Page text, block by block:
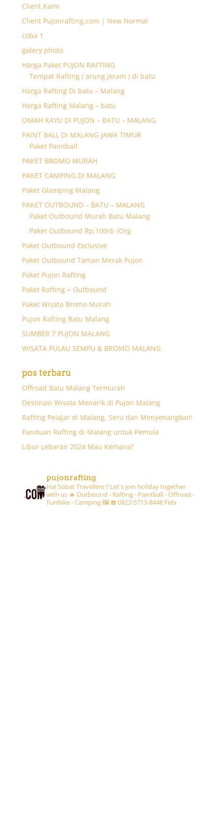
Client Kami
Client Pujonrafting.com | New Normal
coba 1
galery photo
Harga Paket PUJON RAFTING
Tempat Rafting ( arung jeram ) di batu
Harga Rafting Di batu – Malang
Harga Rafting Malang – batu
OMAH KAYU DI PUJON – BATU – MALANG
PAINT BALL DI MALANG JAWA TIMUR
Paket Paintball
PAKET BROMO MURAH
PAKET CAMPING DI MALANG
Paket Glamping Malang
PAKET OUTBOUND – BATU – MALANG
Paket Outbound Murah Batu Malang
Paket Outbound Rp.100rb /Org
Paket Outbound Exclusive
Paket Outbound Taman Merak Pujon
Paket Pujon Rafting
Paket Rafting + Outbound
Paket Wisata Bromo Murah
Pujon Rafting Batu Malang
SUMBER 7 PUJON MALANG
WISATA PULAU SEMPU & BROMO MALANG
pos terbaru
Offroad Batu Malang Termurah
Destinasi Wisata Menarik di Pujon Malang
Rafting Pelajar di Malang, Seru dan Menyenangkan!
Panduan Rafting di Malang untuk Pemula
Libur Lebaran 2024 Mau Kemana?
pujonrafting
Hai Sobat Travellers !! Let's join holiday together
with us 🔥 Outbound - Rafting - Paintball - Offroad -
Funbike - Camping 🖼☎️ 0822-5713-8448 Fida